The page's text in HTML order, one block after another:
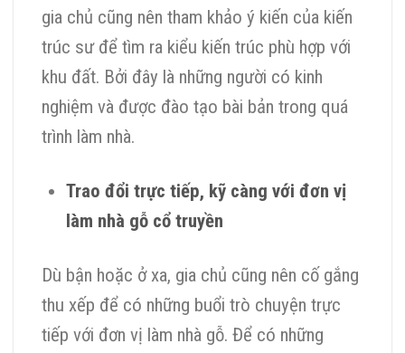
gia chủ cũng nên tham khảo ý kiến của kiến
trúc sư để tìm ra kiểu kiến trúc phù hợp với
khu đất. Bởi đây là những người có kinh
nghiệm và được đào tạo bài bản trong quá
trình làm nhà.
Trao đổi trực tiếp, kỹ càng với đơn vị
làm nhà gỗ cổ truyền
Dù bận hoặc ở xa, gia chủ cũng nên cố gắng
thu xếp để có những buổi trò chuyện trực
tiếp với đơn vị làm nhà gỗ. Để có những